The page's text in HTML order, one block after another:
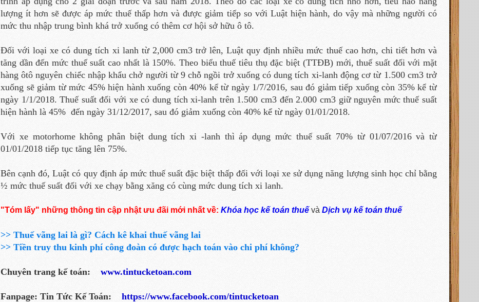
lượng ít hơn sẽ được áp mức thuế thấp hơn và được giảm tiếp so với Luật hiện hành, do vậy mà những người có
mức thu nhập trung bình khá trở xuống có thêm cơ hội sở hữu ô tô.
Đối với loại xe có dung tích xi lanh từ 2,000 cm3 trở lên, Luật quy định nhiều mức thuế cao hơn, chi tiết hơn và
tăng dần đến mức thuế suất cao nhất là 150%. Theo biểu thuế tiêu thụ đặc biệt (TTĐB) mới, thuế suất đối với mặt
hàng ôtô nguyên chiếc nhập khẩu chở người từ 9 chỗ ngồi trở xuống có dung tích xi-lanh động cơ từ 1.500 cm3 trở
xuống sẽ giảm từ mức 45% hiện hành xuống còn 40% kể từ ngày 1/7/2016, sau đó giảm tiếp xuống còn 35% kể từ
ngày 1/1/2018. Thuế suất đối với xe có dung tích xi-lanh trên 1.500 cm3 đến 2.000 cm3 giữ nguyên mức thuế suất
hiện hành là 45% đến ngày 31/12/2017, sau đó giảm xuống còn 40% kể từ ngày 01/01/2018.
Với xe motorhome không phân biệt dung tích xi -lanh thì áp dụng mức thuế suất 70% từ 01/07/2016 và từ
01/01/2018 tiếp tục tăng lên 75%.
Bên cạnh đó, Luật có quy định áp mức thuế suất đặc biệt thấp đối với loại xe sử dụng năng lượng sinh học chỉ bằng
½ mức thuế suất đối với xe chạy bằng xăng có cùng mức dung tích xi lanh.
"Tóm lấy" những thông tin cập nhật ưu đãi mới nhất về: Khóa học kế toán thuế và Dịch vụ kế toán thuế
>> Thuế vãng lai là gì? Cách kê khai thuế vãng lai
>> Tiền truy thu kinh phí công đoàn có được hạch toán vào chi phí không?
Chuyên trang kế toán: www.tintucketoan.com
Fanpage: Tin Tức Kế Toán: https://www.facebook.com/tintucketoan